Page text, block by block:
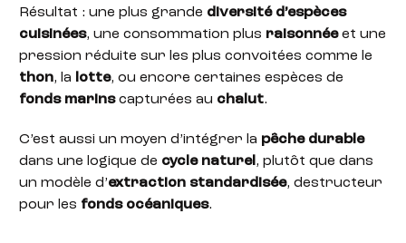
Résultat : une plus grande diversité d’espèces
cuisinées, une consommation plus raisonnéeet une
pression réduite sur les plus convoitées comme le
thon, la lotte, ou encore certaines espèces de
fonds marinscapturées au chalut.
C’est aussi un moyen d’intégrer la pêche durable
dans une logique de cycle naturel, plutôt que dans
un modèle d’extraction standardisée, destructeur
pour les fonds océaniques.